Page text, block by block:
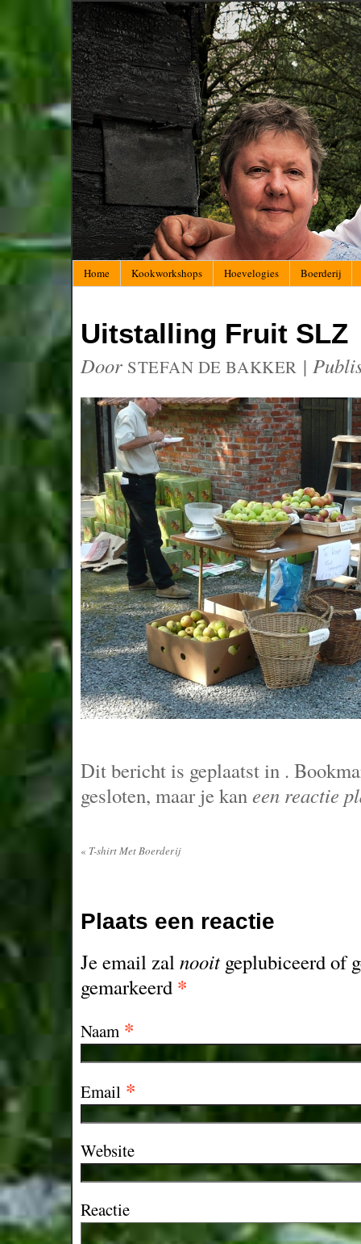
Home Kookworkshops Hoevelogies Boerderij
Uitstalling Fruit SLZ
Door STEFAN DE BAKKER |
Dit bericht is geplaatst in .
gesloten, maar je kaneen reactie
« T-shirt Met Boerderij
Plaats een reactie
Je email zalnooitgeplubiceerd of
gemarkeerd *
Naam *
Email *
Website
Reactie